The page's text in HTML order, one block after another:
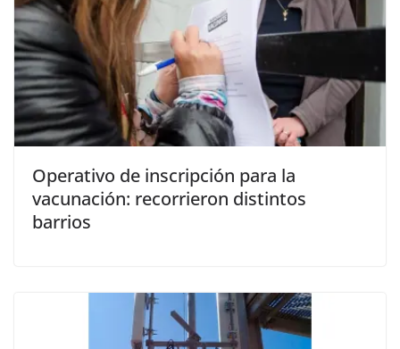
Operativo de inscripción para la
vacunación: recorrieron distintos
barrios